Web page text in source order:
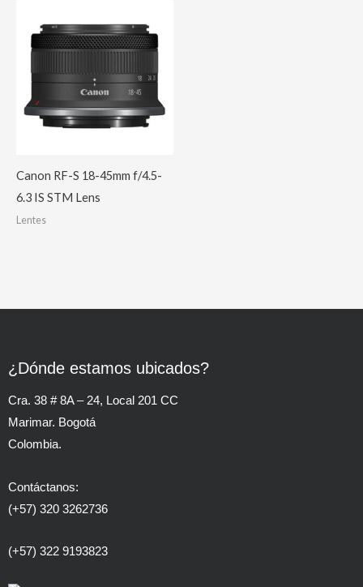
Canon RF-S 18-45mm f/4.5-
6.3 IS STM Lens
Lentes
¿Dónde estamos ubicados?
Cra. 38 # 8A – 24, Local 201 CC
Marimar. Bogotá
Colombia.
Contáctanos:
(+57) 320 3262736
(+57) 322 9193823